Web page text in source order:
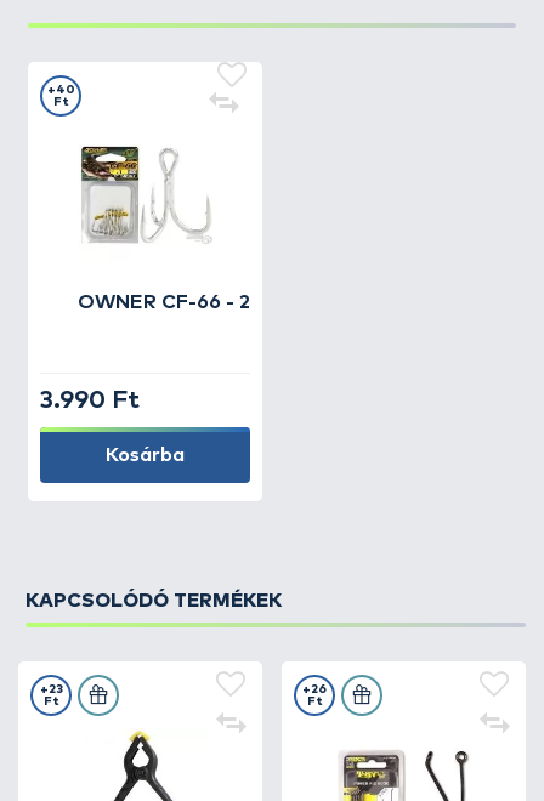
OWNER CF-66 - 2
+40
Ft
3.990 Ft
Kosárba
KAPCSOLÓDÓ TERMÉKEK
+23
Ft
+26
Ft